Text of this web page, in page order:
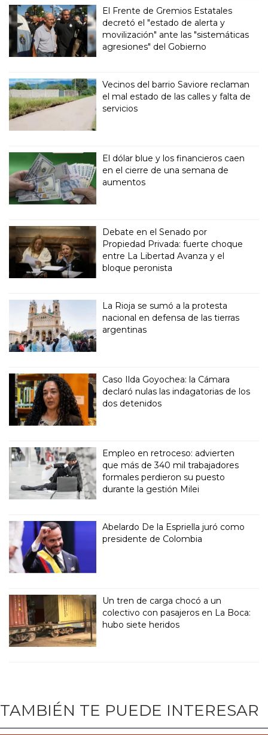
El Frente de Gremios Estatales
decretó el "estado de alerta y
movilización" ante las "sistemáticas
agresiones" del Gobierno
Vecinos del barrio Saviore reclaman
el mal estado de las calles y falta de
servicios
El dólar blue y los financieros caen
en el cierre de una semana de
aumentos
Debate en el Senado por
Propiedad Privada: fuerte choque
entre La Libertad Avanza y el
bloque peronista
La Rioja se sumó a la protesta
nacional en defensa de las tierras
argentinas
Caso Ilda Goyochea: la Cámara
declaró nulas las indagatorias de los
dos detenidos
Empleo en retroceso: advierten
que más de 340 mil trabajadores
formales perdieron su puesto
durante la gestión Milei
Abelardo De la Espriella juró como
presidente de Colombia
Un tren de carga chocó a un
colectivo con pasajeros en La Boca:
hubo siete heridos
TAMBIÉN TE PUEDE INTERESAR